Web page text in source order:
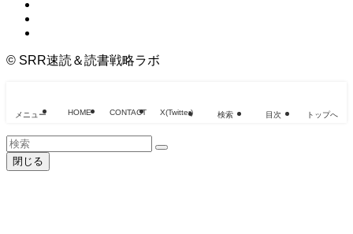
© SRR速読＆読書戦略ラボ
メニュー HOME CONTACT X(Twitter) 検索 目次 トップへ
閉じる